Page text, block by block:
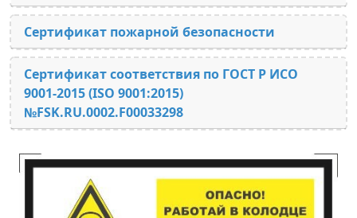
Сертификат пожарной безопасности
Сертификат соответствия по ГОСТ Р ИСО
9001-2015 (ISO 9001:2015)
№FSK.RU.0002.F00033298